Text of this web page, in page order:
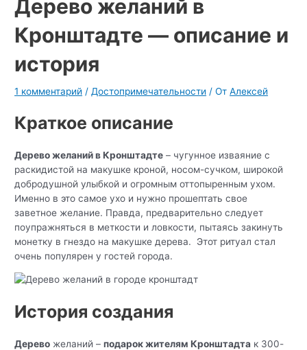
Дерево желаний в
Кронштадте — описание и
история
1 комментарий /Достопримечательности / ОтАлексей
Краткое описание
Дерево желаний в Кронштадте – чугунное изваяние с
раскидистой на макушке кроной, носом-сучком, широкой
добродушной улыбкой и огромным оттопыренным ухом.
Именно в это самое ухо и нужно прошептать свое
заветное желание. Правда, предварительно следует
поупражняться в меткости и ловкости, пытаясь закинуть
монетку в гнездо на макушке дерева. Этот ритуал стал
очень популярен у гостей города.
История создания
Дерево желаний –подарок жителям Кронштадта к 300-